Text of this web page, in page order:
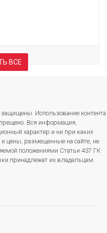
ВСЕ
защищены. Использование контента
Вся информация,
характер и ни при каких
цены, размещенные на сайте, не
положениями Статьи 437 ГК
принадлежат их владельцам.